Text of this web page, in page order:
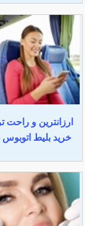
ارزانترین و
خرید بلیط